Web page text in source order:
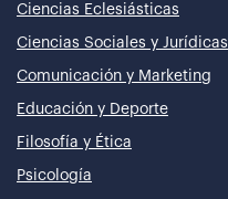
Ciencias Eclesiásticas
Ciencias Sociales y Jurídicas
Comunicación y Marketing
Educación y Deporte
Filosofía y Ética
Psicología